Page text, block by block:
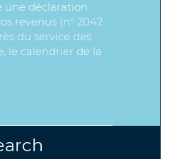
une déclaration
revenus (n° 2042
du service des
le calendrier de la